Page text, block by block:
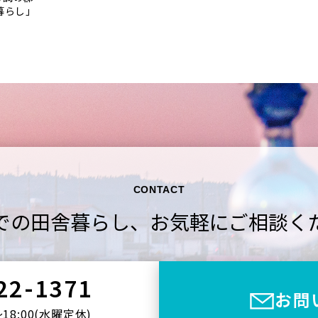
し」
CONTACT
の田舎暮らし、 お気軽にご相談く
1371
⽔曜定休)
お問